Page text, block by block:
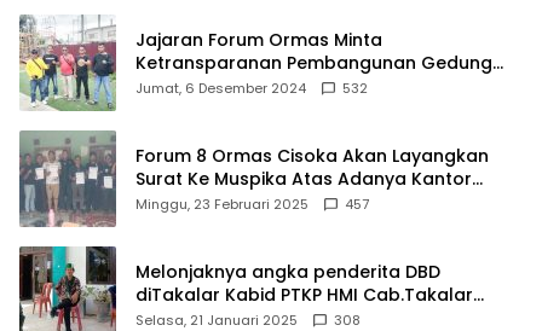
Jajaran Forum Ormas Minta
Ketransparanan Pembangunan Gedung
Damkar Di Kecamatan Cisoka
Jumat, 6 Desember 2024 532
Forum 8 Ormas Cisoka Akan Layangkan
Surat Ke Muspika Atas Adanya Kantor
Matel di Cisoka
Minggu, 23 Februari 2025 457
Melonjaknya angka penderita DBD
diTakalar Kabid PTKP HMI Cab.Takalar
angkat bicara
Selasa, 21 Januari 2025 308